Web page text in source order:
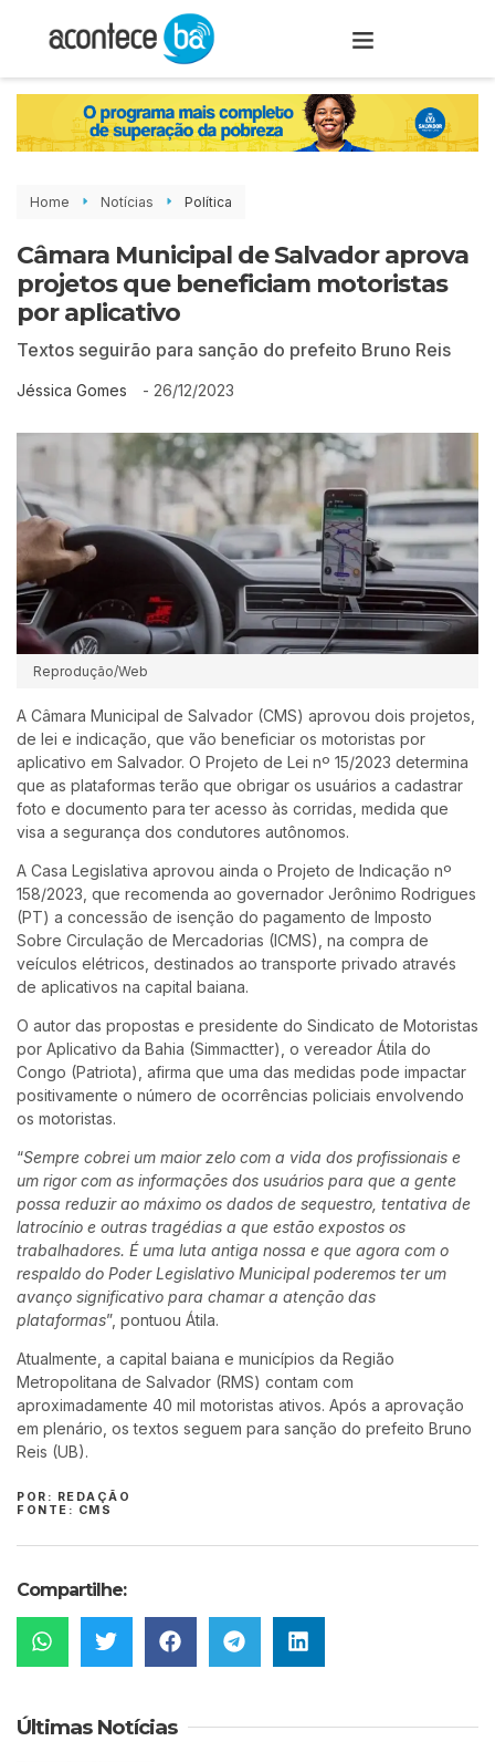
Home Notícias Política
Câmara Municipal de Salvador aprova
projetos que beneficiam motoristas
por aplicativo
Textos seguirão para sanção do prefeito Bruno Reis
Jéssica Gomes - 26/12/2023
Reprodução/Web
A Câmara Municipal de Salvador (CMS) aprovou dois projetos,
de lei e indicação, que vão beneficiar os motoristas por
aplicativo em Salvador. O Projeto de Lei nº 15/2023 determina
que as plataformas terão que obrigar os usuários a cadastrar
foto e documento para ter acesso às corridas, medida que
visa a segurança dos condutores autônomos.
A Casa Legislativa aprovou ainda o Projeto de Indicação nº
158/2023, que recomenda ao governador Jerônimo Rodrigues
(PT) a concessão de isenção do pagamento de Imposto
Sobre Circulação de Mercadorias (ICMS), na compra de
veículos elétricos, destinados ao transporte privado através
de aplicativos na capital baiana.
O autor das propostas e presidente do Sindicato de Motoristas
por Aplicativo da Bahia (Simmactter), o vereador Átila do
Congo (Patriota), afirma que uma das medidas pode impactar
positivamente o número de ocorrências policiais envolvendo
os motoristas.
“Sempre cobrei um maior zelo com a vida dos profissionais e
um rigor com as informações dos usuários para que a gente
possa reduzir ao máximo os dados de sequestro, tentativa de
latrocínio e outras tragédias a que estão expostos os
trabalhadores. É uma luta antiga nossa e que agora com o
respaldo do Poder Legislativo Municipal poderemos ter um
avanço significativo para chamar a atenção das
plataformas”, pontuou Átila.
Atualmente, a capital baiana e municípios da Região
Metropolitana de Salvador (RMS) contam com
aproximadamente 40 mil motoristas ativos. Após a aprovação
em plenário, os textos seguem para sanção do prefeito Bruno
Reis (UB).
POR: REDAÇÃO
FONTE: CMS
Compartilhe:
Últimas Notícias